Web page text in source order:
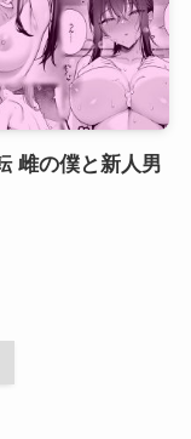
雌の僕と新人男